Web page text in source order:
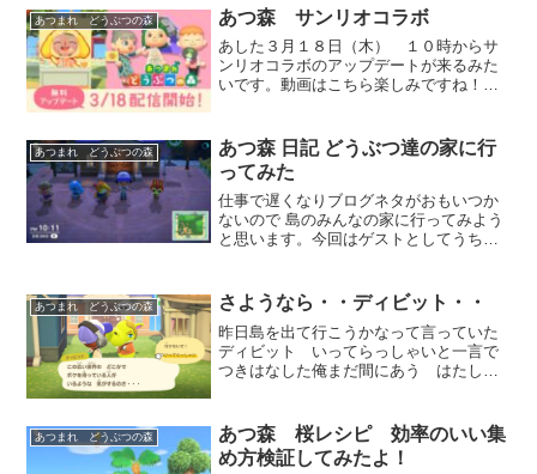
くればいいんでしょ!嫌な予感を感じつつ
家に乗り込む俺。絶対...
あつまれ どうぶつの森 あつ森 サンリオコラボ
あした３月１８日（木） １０時からサ
ンリオコラボのアップデートが来るみた
いです。動画はこちら楽しみですね！
あつまれ どうぶつの森
あつ森 日記 どうぶつ達の家に行
ってみた
仕事で遅くなりブログネタがおもいつか
ないので 島のみんなの家に行ってみよう
と思います。今回はゲストとしてうちで
キャス腹減った･･･それでは見ていきまし
ょう！オズモンドの...
あつまれ どうぶつの森 さようなら・・ディビット・・
昨日島を出て行こうかなって言っていた
ディビット いってらっしゃいと一言で
つきはなした俺まだ間にあう はたして
うやら 決心は固い模様失意にうちひが
れたゆいは次においだす...
あつまれ どうぶつの森
あつ森 桜レシピ 効率のいい集
め方検証してみたよ！